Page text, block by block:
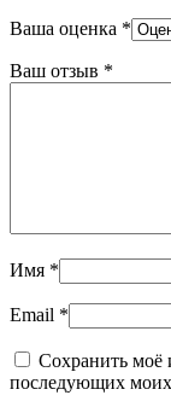
Ваша оценка *
Ваш отзыв *
Имя *
Email *
Сохранить моё
последующих